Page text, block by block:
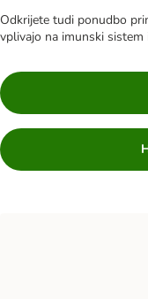
Odkrijete tudi ponudbo
vplivajo na imunski sistem